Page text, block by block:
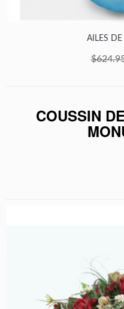
AILES DE
COUSSIN